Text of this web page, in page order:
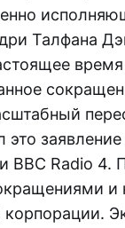
Талфана
это
BBC Radio 4.
и
корпорации.